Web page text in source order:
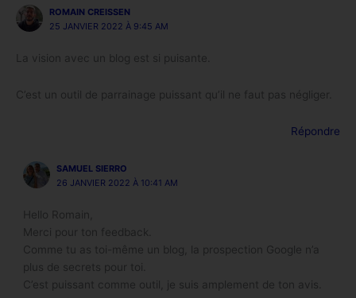
ROMAIN CREISSEN
25 JANVIER 2022 À 9:45 AM
La vision avec un blog est si puisante.
C’est un outil de parrainage puissant qu’il ne faut pas négliger.
Répondre
SAMUEL SIERRO
26 JANVIER 2022 À 10:41 AM
Hello Romain,
Merci pour ton feedback.
Comme tu as toi-même un blog, la prospection Google n’a
plus de secrets pour toi.
C’est puissant comme outil, je suis amplement de ton avis.